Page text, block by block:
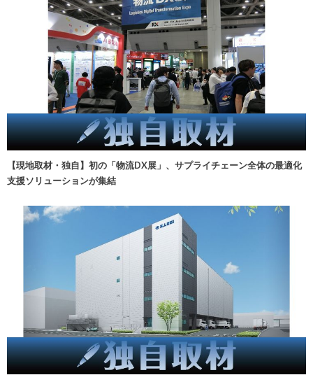
【現地取材・独自】初の「物流DX展」、サプライチェーン全体の最適化
支援ソリューションが集結